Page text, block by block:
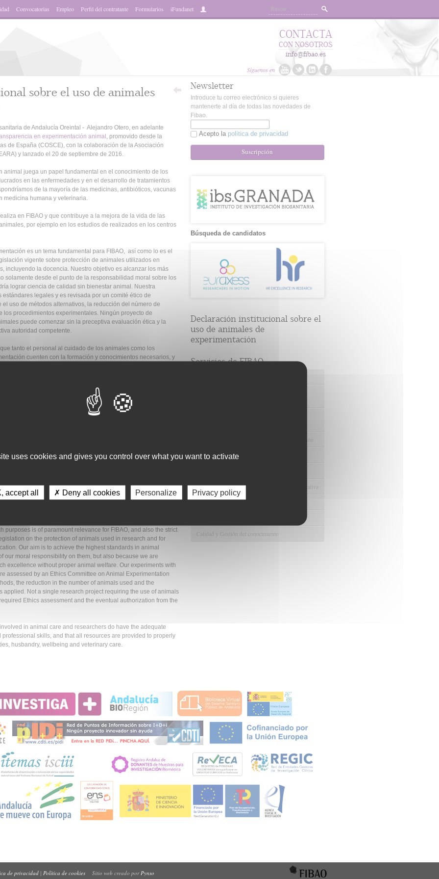
Convocatorias Empleo Perfil del contratante Formularios iFundanet
Síguenos en
CONTACTA
CON NOSOTROS
info@fibao.es
sobre el uso de animales
de Andalucía Oreintal - Alejandro Otero, en adelante
en experimentación animal , promovido desde la
de España (COSCE), con la colaboración de la Asociación
y lanzado el 20 de septiembre de 2016.
animal juega un papel fundamental en el conocimiento de los
en las enfermedades y en el desarrollo de tratamientos
de la mayoría de las medicinas, antibióticos, vacunas
medicina humana y veterinaria.
en FIBAO y que contribuye a la mejora de la vida de las
por ejemplo en los estudios de realizados en los centros
es un tema fundamental para FIBAO, así como lo es el
vigente sobre protección de animales utilizados en
incluyendo la docencia. Nuestro objetivo es alcanzar los más
solamente desde el punto de la responsabilidad moral sobre los
lograr ciencia de calidad sin bienestar animal. Nuestra
legales y es revisada por un comité ético de
uso de métodos alternativos, la reducción del número de
los procedimientos experimentales. Ningún proyecto de
puede comenzar sin la preceptiva evaluación ética y la
autoridad competente.
tanto el personal al cuidado de los animales como los
cuenten con la formación y conocimientos necesarios, y
precisos para el correcto mantenimiento de los animales de
manutención, bienestar y atención veterinaria.
, promoted from the Federation of
the collaboration of the European Association of Research
2016.
plays a fundamental role in the discover of the underlying
the developing of medical treatments. Without research in
antibiotics, vaccines and surgical techniques that are
medicine.
at FIBAO aims at contributing to the improvement of human
to the use of animals, for example in the studies carried out
purposes is of paramount relevance for FIBAO, and also the strict
on the protection of animals used in research and for
Our aim is to achieve the highest standards in animal
our moral responsibility on them, but also because we are
excellence without proper animal welfare. Our experiments with
assessed by an Ethics Committee on Animal Experimentation
the reduction in the number of animals used and the
applied. Not a single research project requiring the use of animals
Ethics assessment and the eventual authorization from the
in animal care and researchers do have the adequate
skills, and that all resources are provided to properly
husbandry, wellbeing and veterinary care.
Newsletter
Introduce tu correo electrónico si quieres
mantenerte al día de todas las novedades de
Fibao.
Acepto la política de privacidad
Suscripción
Búsqueda de candidatos
Declaración institucional sobre el
uso de animales de
experimentación
Servicios de FIBAO
Gestión de Ayudas y Oportunidad de Financiación
Apoyo Metodológico y/o Estadístico
Asesoramiento y Gestión Económica-Administrativa
Gestión de Convenios y Donaciones
Calidad y Gestión del conocimiento
de privacidad| Política de cookiesSitio web creado porPynso
uses cookies and gives you control over what you want to activate
accept all ✗ Deny all cookies Personalize Privacy policy